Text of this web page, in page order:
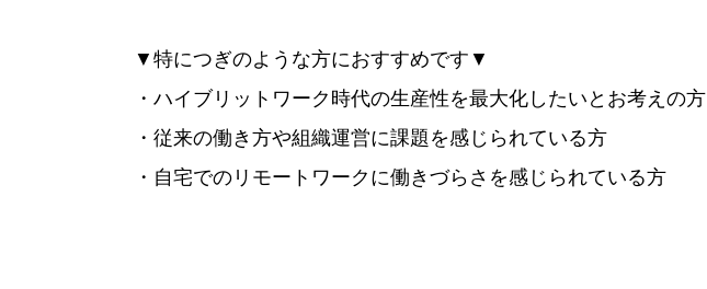
▼特につぎのような方におすすめです▼
・ハイブリットワーク時代の生産性を最大化したいとお考えの方
・従来の働き方や組織運営に課題を感じられている方
・自宅でのリモートワークに働きづらさを感じられている方